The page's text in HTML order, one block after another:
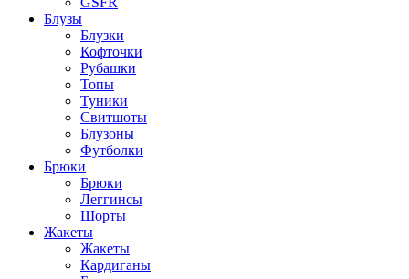
Блузы
Блузки
Кофточки
Рубашки
Топы
Туники
Свитшоты
Блузоны
Футболки
Брюки
Брюки
Леггинсы
Шорты
Жакеты
Жакеты
Кардиганы